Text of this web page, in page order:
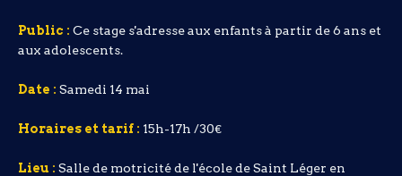
Public : Ce stage s'adresse aux enfants à partir de 6 ans et
aux adolescents.
Date : Samedi 14 mai
Horaires et tarif : 15h-17h /30€
Lieu : Salle de motricité de l'école de Saint Léger en